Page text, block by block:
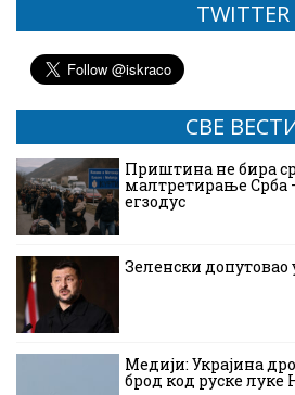
TWITTER
СВЕ
Приштина не бира
малтретирање Срба
егзодус
Зеленски
Медији: Украјина
брод код руске луке